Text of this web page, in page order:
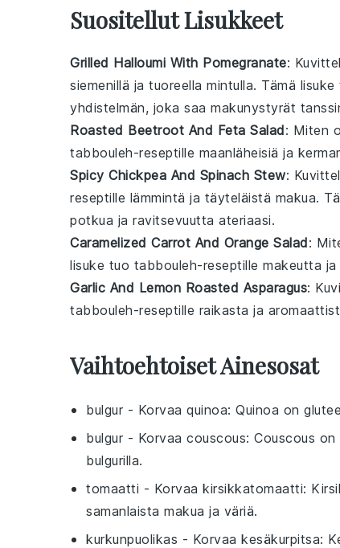
Suositellut Lisukkeet
Grilled Halloumi With Pomegranate:
siemenillä ja tuoreella mintulla. Tämä lisuke
yhdistelmän, joka saa makunystyrät
Roasted Beetroot And Feta Salad: Miten
tabbouleh-reseptille maanläheisiä ja
Spicy Chickpea And Spinach Stew:
reseptille lämmintä ja täyteläistä makua.
potkua ja ravitsevuutta ateriaasi.
Caramelized Carrot And Orange Salad:
lisuke tuo tabbouleh-reseptille makeutta
Garlic And Lemon Roasted Asparagus:
tabbouleh-reseptille raikasta ja
Vaihtoehtoiset Ainesosat
bulgur - Korvaa quinoa: Quinoa on
bulgur - Korvaa couscous: Couscous
bulgurilla.
tomaatti - Korvaa kirsikkatomaatti:
samanlaista makua ja väriä.
kurkunpuolikas - Korvaa kesäkurpitsa: